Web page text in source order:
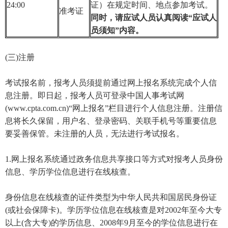
24:00
准考证
证）在规定时间、地点参加考试。
同时，请应试人员认真阅读“应试人
员须知”内容。
(三)注册
考试报名前，报考人员须提前通过网上报名系统完成个人信
息注册。即日起，报考人员可登录中国人事考试网
(www.cpta.com.cn)“网上报名”栏目进行个人信息注册。注册信
息将长久保留，用户名、登录密码、关联手机号等重要信息
要妥善保管。未注册的人员，无法进行考试报名。
1.网上报名系统通过政务信息共享接口等方式对报考人员身份
信息、学历学位信息进行在线核查。
身份信息在线核查的证件类型为中华人民共和国居民身份证
(或社会保障卡)。学历学位信息在线核查是对2002年至今大专
以上(含大专)的学历信息、2008年9月至今的学位信息进行在